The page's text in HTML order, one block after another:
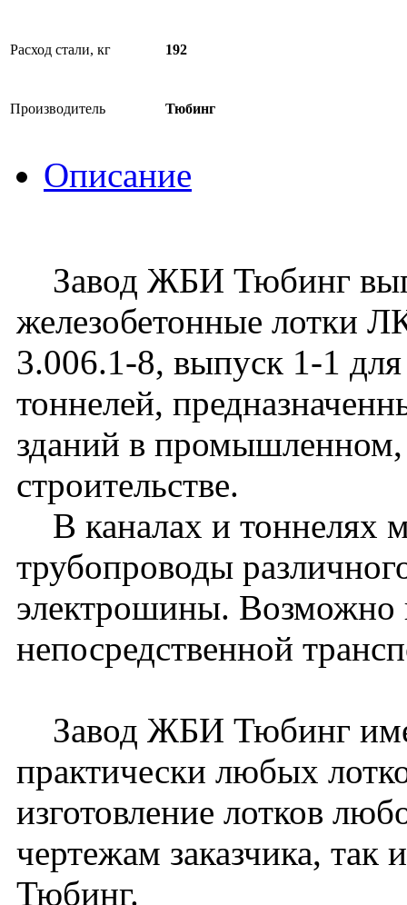
Расход стали, кг 192
Производитель Тюбинг
Описание
Завод ЖБИ Тюбинг
железобетонные лотки
3.006.1-8, выпуск 1-1 для
тоннелей,
зданий в
строительстве.
В каналах и тоннелях
трубопроводы
электрошины. Возможно
непосредственной
Завод ЖБИ Тюбинг
практически любых
изготовление лотков
чертежам заказчика,
Тюбинг.